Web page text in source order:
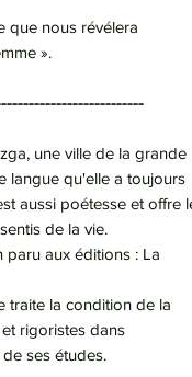
que nous révélera
».
une ville de la grande
langue qu'elle a toujours
aussi poétesse et offre
de la vie.
paru aux éditions : La
traite la condition de la
rigoristes dans
ses études.